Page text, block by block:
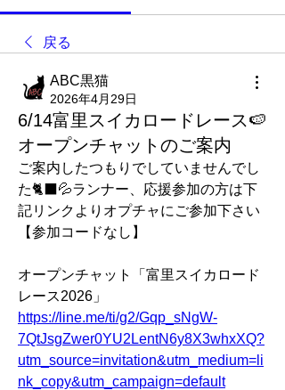
戻る
ABC黒猫
2026年4月29日
6/14富里スイカロードレース🍉
オープンチャットのご案内
ご案内したつもりでしていませんでし
た🐈‍⬛💦ランナー、応援参加の方は下
記リンクよりオプチャにご参加下さい
【参加コードなし】
オープンチャット「富里スイカロード
レース2026」
https://line.me/ti/g2/Gqp_sNgW-
7QtJsgZwer0YU2LentN6y8X3whxXQ?
utm_source=invitation&utm_medium=li
nk_copy&utm_campaign=default